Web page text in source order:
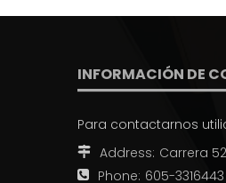
INFORMACIÓN DE
Para contactarnos
Address: Carrera
Phone: 605-3316443